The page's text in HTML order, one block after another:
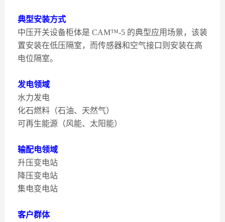
典型安装方式
中压开关设备柜体是 CAM™-5 的典型应用场景，该装
置安装在低压隔室，而传感器和空气接口则安装在高
电位隔室。
发电领域
水力发电
化石燃料（石油、天然气）
可再生能源（风能、太阳能）
输配电领域
升压变电站
降压变电站
集电变电站
客户群体